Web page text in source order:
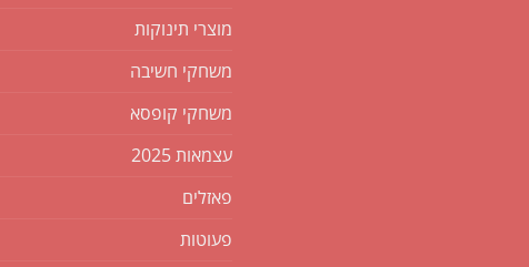
מוצרי תינוקות
משחקי חשיבה
משחקי קופסא
עצמאות 2025
פאזלים
פעוטות